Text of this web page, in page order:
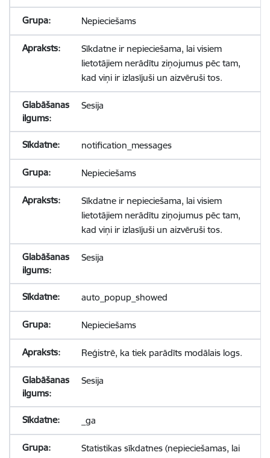
Nepieciešams
Sīkdatne ir nepieciešama, lai visiem
lietotājiem nerādītu ziņojumus pēc tam,
kad viņi ir izlasījuši un aizvēruši tos.
Sesija
notification_messages
Nepieciešams
Sīkdatne ir nepieciešama, lai visiem
lietotājiem nerādītu ziņojumus pēc tam,
kad viņi ir izlasījuši un aizvēruši tos.
Sesija
auto_popup_showed
Nepieciešams
Reģistrē, ka tiek parādīts modālais logs.
Sesija
_ga
Statistikas sīkdatnes (nepieciešamas, lai